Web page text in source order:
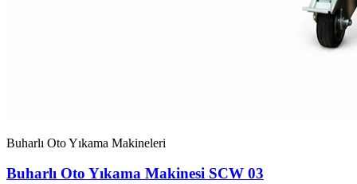
Buharlı Oto Yıkama Makineleri
Buharlı Oto Yıkama Makinesi SCW 03